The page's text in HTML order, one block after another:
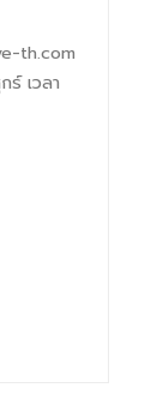
th.com
ร์ เวลา